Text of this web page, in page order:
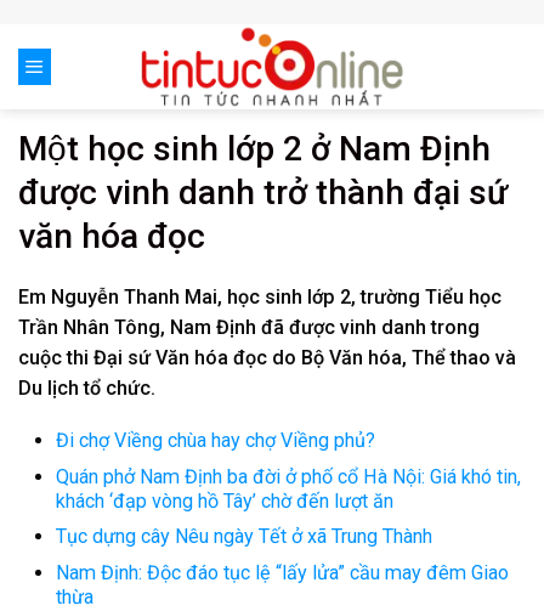
content
Một học sinh lớp 2 ở Nam Định
được vinh danh trở thành đại sứ
văn hóa đọc
Em Nguyễn Thanh Mai, học sinh lớp 2, trường Tiểu học
Trần Nhân Tông, Nam Định đã được vinh danh trong
cuộc thi Đại sứ Văn hóa đọc do Bộ Văn hóa, Thể thao và
Du lịch tổ chức.
Đi chợ Viềng chùa hay chợ Viềng phủ?
Quán phở Nam Định ba đời ở phố cổ Hà Nội: Giá khó tin,
khách ‘đạp vòng hồ Tây’ chờ đến lượt ăn
Tục dựng cây Nêu ngày Tết ở xã Trung Thành
Nam Định: Độc đáo tục lệ “lấy lửa” cầu may đêm Giao
thừa